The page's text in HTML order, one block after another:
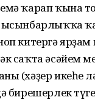
ҡарап ҡына
ысынбарлыҡҡа
китергә ярҙам
саҡта әсәйем
(хәҙер икеһе
бирешерлек